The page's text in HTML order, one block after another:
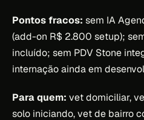
Pontos fracos: sem IA
(add-on R$ 2.800 setup);
incluído; sem PDV Stone
internação ainda em
Para quem: vet domiciliar,
solo iniciando, vet de bairro